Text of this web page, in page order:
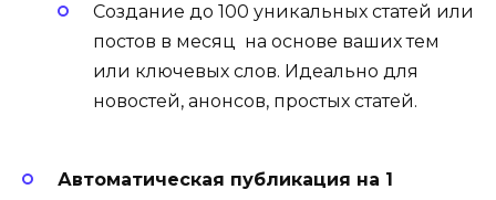
Создание до 100 уникальных статей или
постов в месяц на основе ваших тем
или ключевых слов. Идеально для
новостей, анонсов, простых статей.
Автоматическая публикация на 1